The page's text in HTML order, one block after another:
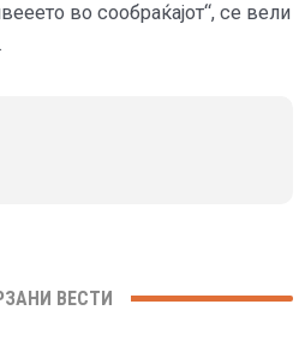
во сообраќајот“, се вели
ВЕСТИ